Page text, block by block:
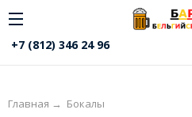
+7 (812) 346 24 96
Главная → Бокалы